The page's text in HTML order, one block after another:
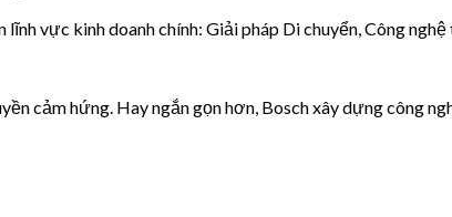
vực kinh doanh chính: Giải pháp Di chuyển, Công
cảm hứng. Hay ngắn gọn hơn, Bosch xây dựng công